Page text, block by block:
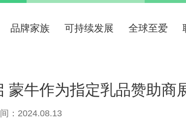
品牌家族 可持续发展 全球至爱
蒙牛作为指定乳品赞助商
：2024.08.13